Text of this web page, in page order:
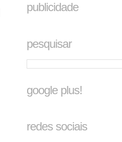
publicidade
pesquisar
google plus!
redes sociais